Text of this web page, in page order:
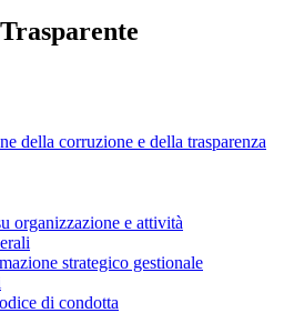
della corruzione e della trasparenza
organizzazione e attività
strategico gestionale
di condotta